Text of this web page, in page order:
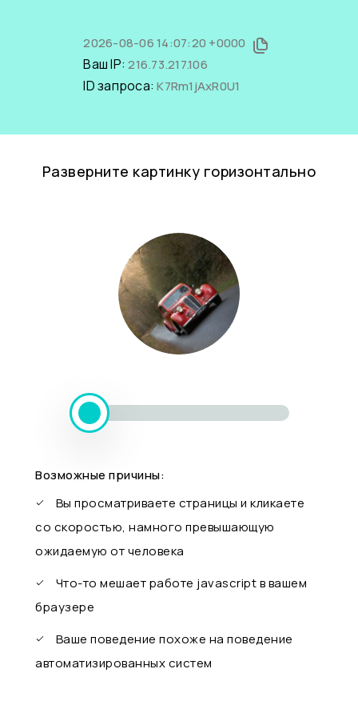
2026-08-06 14:07:20 +0000
Ваш IP:216.73.217.106
ID запроса:K7Rm1jAxR0U1
Разверните картинку горизонтально
Возможные причины:
Вы просматриваете страницы и кликаете
со скоростью, намного превышающую
ожидаемую от человека
Что-то мешает работе javascript в вашем
браузере
Ваше поведение похоже на поведение
автоматизированных систем